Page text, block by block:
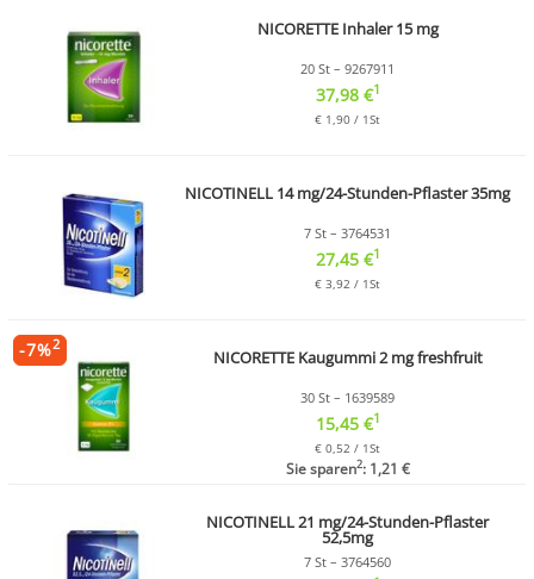
NICORETTE Inhaler 15 mg
20 St – 9267911
37,98 €1
€ 1,90 / 1St
NICOTINELL 14 mg/24-Stunden-Pflaster 35mg
7 St – 3764531
27,45 €1
€ 3,92 / 1St
NICORETTE Kaugummi 2 mg freshfruit
30 St – 1639589
15,45 €1
€ 0,52 / 1St
Sie sparen2: 1,21 €
-7%2
NICOTINELL 21 mg/24-Stunden-Pflaster
52,5mg
7 St – 3764560